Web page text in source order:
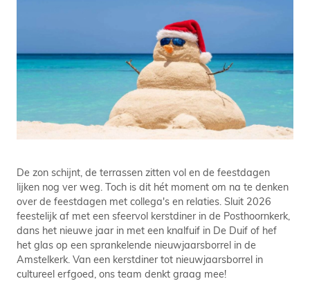
De zon schijnt, de terrassen zitten vol en de feestdagen
lijken nog ver weg. Toch is dit hét moment om na te denken
over de feestdagen met collega's en relaties. Sluit 2026
feestelijk af met een sfeervol kerstdiner in de Posthoornkerk,
dans het nieuwe jaar in met een knalfuif in De Duif of hef
het glas op een sprankelende nieuwjaarsborrel in de
Amstelkerk. Van een kerstdiner tot nieuwjaarsborrel in
cultureel erfgoed, ons team denkt graag mee!